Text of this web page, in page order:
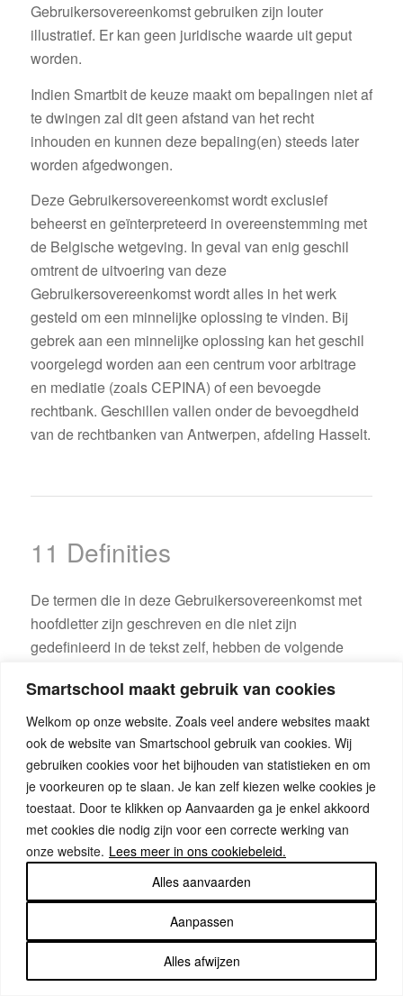
Smartschool maakt gebruik van cookies
Welkom op onze website. Zoals veel andere websites maakt
ook de website van Smartschool gebruik van cookies. Wij
gebruiken cookies voor het bijhouden van statistieken en om
je voorkeuren op te slaan. Je kan zelf kiezen welke cookies je
toestaat. Door te klikken op Aanvaarden ga je enkel akkoord
met cookies die nodig zijn voor een correcte werking van
onze website. Lees meer in ons cookiebeleid.
Aanpassen
Alles afwijzen
Alles aanvaarden
Gebruikersovereenkomst gebruiken zijn louter
illustratief. Er kan geen juridische waarde uit geput
worden.
Indien Smartbit de keuze maakt om bepalingen niet af
te dwingen zal dit geen afstand van het recht
inhouden en kunnen deze bepaling(en) steeds later
worden afgedwongen.
Deze Gebruikersovereenkomst wordt exclusief
beheerst en geïnterpreteerd in overeenstemming met
de Belgische wetgeving. In geval van enig geschil
omtrent de uitvoering van deze
Gebruikersovereenkomst wordt alles in het werk
gesteld om een minnelijke oplossing te vinden. Bij
gebrek aan een minnelijke oplossing kan het geschil
voorgelegd worden aan een centrum voor arbitrage
en mediatie (zoals CEPINA) of een bevoegde
rechtbank. Geschillen vallen onder de bevoegdheid
van de rechtbanken van Antwerpen, afdeling Hasselt.
11 Definities
De termen die in deze Gebruikersovereenkomst met
hoofdletter zijn geschreven en die niet zijn
gedefinieerd in de tekst zelf, hebben de volgende
“Gebruiker”
betekent iedereen die de School toegang verleent tot
Smartschool;
“Gebruikersprofiel”
betekent het individueel profiel waartoe de Gebruiker toegang
krijgt mits registratie op Smartschool;
betekent alle software die als dienst geleverd wordt met
inbegrip van de webtoepassing en mobiele toepassing van
deze software. De software houdt een gesloten beveiligd